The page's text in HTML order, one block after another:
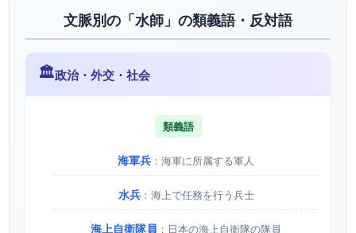
文脈別の「水師」の類義語・反対語
🏛️政治・外交・社会
類義語
海軍兵 ：海軍に所属する軍人
水兵：海上で任務を行う兵士
海上自衛隊員 ：日本の海上自衛隊の隊員